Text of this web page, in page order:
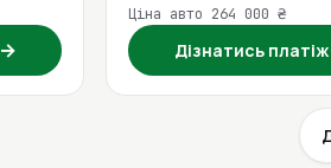
→
Ціна авто 264 000 ₴
Дізнатись платіж